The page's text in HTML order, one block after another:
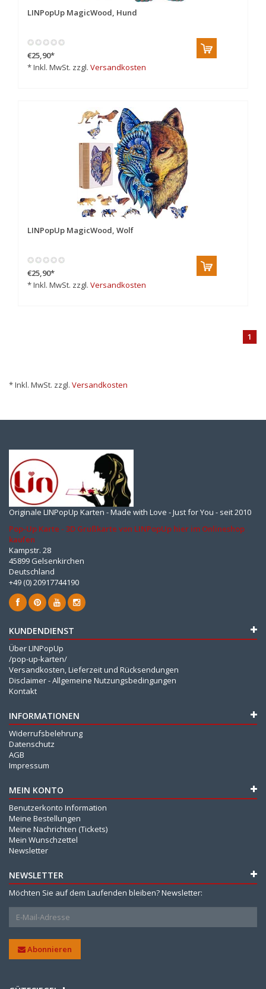
LINPopUp MagicWood, Hund
€25,90*
* Inkl. MwSt. zzgl. Versandkosten
LINPopUp MagicWood, Wolf
€25,90*
* Inkl. MwSt. zzgl. Versandkosten
1
* Inkl. MwSt. zzgl. Versandkosten
Originale LINPopUp Karten - Made with Love - Just for You - seit 2010
Pop-Up Karte - 3D Grußkarte von LINPopUp hier im Onlineshop
kaufen
Kampstr. 28
45899 Gelsenkirchen
Deutschland
+49 (0) 20917744190
KUNDENDIENST
Über LINPopUp
/pop-up-karten/
Versandkosten, Lieferzeit und Rücksendungen
Disclaimer - Allgemeine Nutzungsbedingungen
Kontakt
INFORMATIONEN
Widerrufsbelehrung
Datenschutz
AGB
Impressum
MEIN KONTO
Benutzerkonto Information
Meine Bestellungen
Meine Nachrichten (Tickets)
Mein Wunschzettel
Newsletter
NEWSLETTER
Möchten Sie auf dem Laufenden bleiben? Newsletter:
Abonnieren